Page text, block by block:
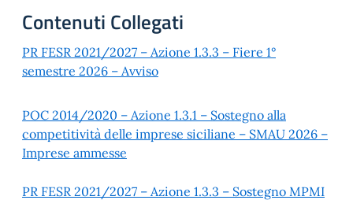
Contenuti Collegati
PR FESR 2021/2027 – Azione 1.3.3 – Fiere 1°
semestre 2026 – Avviso
POC 2014/2020 – Azione 1.3.1 – Sostegno alla
competitività delle imprese siciliane – SMAU 2026 –
Imprese ammesse
PR FESR 2021/2027 – Azione 1.3.3 – Sostegno MPMI